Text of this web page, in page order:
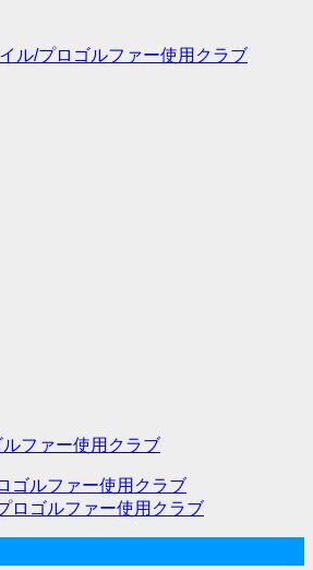
ル/プロゴルファー使用クラブ
ファー使用クラブ
ゴルファー使用クラブ
ロゴルファー使用クラブ